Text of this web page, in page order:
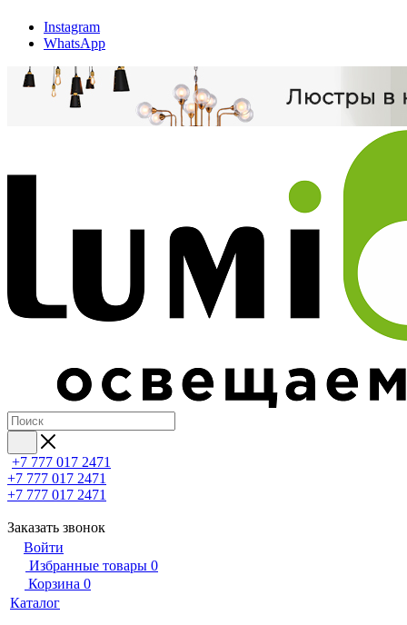
Instagram
WhatsApp
+7 777 017 2471
+7 777 017 2471
+7 777 017 2471
Заказать звонок
Войти
Избранные товары 0
Корзина 0
Каталог